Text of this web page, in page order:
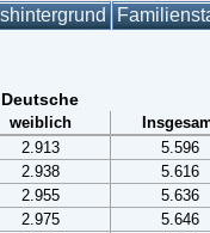
Deutsche
weiblich
2.913
5.596
2.938
5.616
2.955
5.636
2.975
5.646